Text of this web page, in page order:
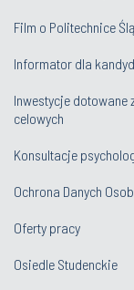
Film o Politechnice
Informator dla
Inwestycje dotowane
celowych
Konsultacje
Ochrona Danych
Oferty pracy
Osiedle Studenckie